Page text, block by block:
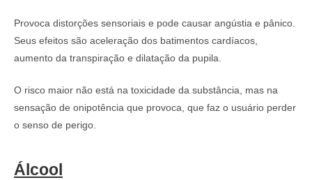
Provoca distorções sensoriais e pode causar angústia e pânico.
Seus efeitos são aceleração dos batimentos cardíacos,
aumento da transpiração e dilatação da pupila.
O risco maior não está na toxicidade da substância, mas na
sensação de onipotência que provoca, que faz o usuário perder
o senso de perigo.
Álcool